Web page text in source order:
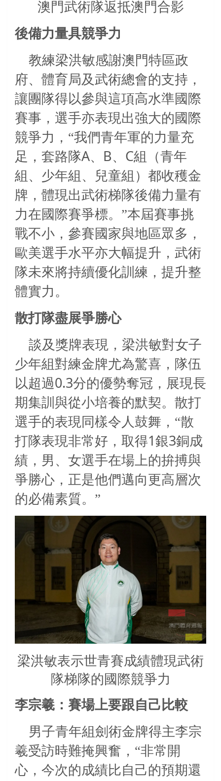
澳門武術隊返抵澳門合影
後備力量具競爭力
教練梁洪敏感謝澳門特區政
府、體育局及武術總會的支持，
讓團隊得以參與這項高水準國際
賽事，選手亦表現出強大的國際
競爭力，“我們青年軍的力量充
足，套路隊A、 B、 C組（青年
組、少年組、兒童組）都收穫金
牌，體現出武術梯隊後備力量有
力在國際賽爭標。”本屆賽事挑
戰不小，參賽國家與地區眾多，
歐美選手水平亦大幅提升，武術
隊未來將持續優化訓練，提升整
體實力。
散打隊盡展爭勝心
談及獎牌表現，梁洪敏對女子
少年組對練金牌尤為驚喜，隊伍
以超過0.3分的優勢奪冠，展現長
期集訓與從小培養的默契。散打
選手的表現同樣令人鼓舞，“散
打隊表現非常好，取得1銀3銅成
績，男、女選手在場上的拚搏與
爭勝心，正是他們邁向更高層次
的必備素質。”
梁洪敏表示世青賽成績體現武術
隊梯隊的國際競爭力
李宗羲：賽場上要跟自己比較
男子青年組劍術金牌得主李宗
羲受訪時難掩興奮，“非常開
心，今次的成績比自己的預期還